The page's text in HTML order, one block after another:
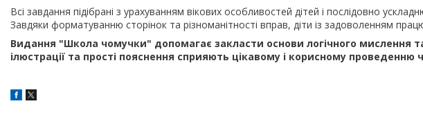
Всі завдання підібрані з урахуванням вікових особливостей дітей і послідовно
Завдяки форматуванню сторінок та різноманітності вправ, діти із задоволенням
Видання "Школа чомучки" допомагає закласти основи логічного мислення
ілюстрації та прості пояснення сприяють цікавому і корисному проведенню